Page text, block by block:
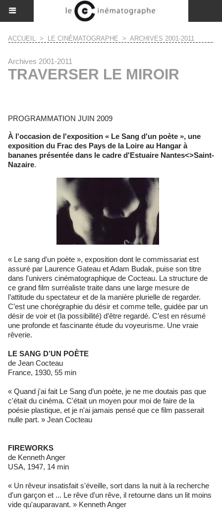
ACCUEIL > LE CINÉMATOGRAPHE > ARCHIVES 2001-2011
Archives 2001-2011
TRAVERSER LE MIROIR
PROGRAMMATION JUIN 2009
À l'occasion de l'exposition « Le Sang d'un poète », une
exposition du Frac des Pays de la Loire au Hangar à
bananes présentée dans le cadre d'Estuaire Nantes<>Saint-
Nazaire.
« Le sang d'un poète », exposition dont le commissariat est
assuré par Laurence Gateau et Adam Budak, puise son titre
dans l'univers cinématographique de Cocteau. La structure de
ce grand film surréaliste traite dans une large mesure de
l’attitude du spectateur et de la manière plurielle de regarder.
C’est une chorégraphie du désir et comme telle, guidée par un
désir de voir et (la possibilité) d’être regardé. C’est en résumé
une profonde et fascinante étude du voyeurisme. Une vraie
rêverie.
LE SANG D’UN POÈTE
de Jean Cocteau
France, 1930, 55 min
« Quand j'ai fait Le Sang d’un poète, je ne me doutais pas que
c'était du cinéma. C'était un moyen pour moi de faire de la
poésie plastique, et je n'ai jamais pensé que ce film passerait
nulle part. » Jean Cocteau
FIREWORKS
de Kenneth Anger
USA, 1947, 14 min
« Un rêveur insatisfait s'éveille, sort dans la nuit à la recherche
d'un garçon et ... Le rêve d'un rêve, il retourne dans un lit moins
vide qu'auparavant. » Kenneth Anger